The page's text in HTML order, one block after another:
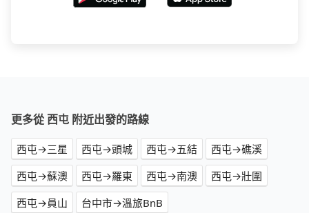
更多從 西屯 附近出發的路線
西屯→三星 西屯→頭城 西屯→五結
西屯→礁溪
西屯→蘇澳
西屯→羅東 西屯→南澳
西屯→壯圍
西屯→員山
台中市→溫旅BnB